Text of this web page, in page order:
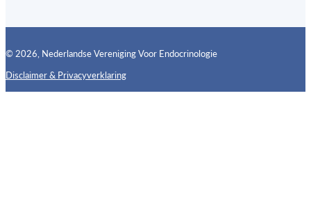
© 2026, Nederlandse Vereniging Voor Endocrinologie
Disclaimer & PrivacyverklaringFollow us on X